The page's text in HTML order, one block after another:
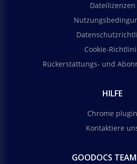
Dateilizenzen
Cookie-
Rückerstattungs- und
HILFE
Chrome plugin
Kontaktiere
GOODOCS